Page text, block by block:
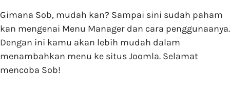
Gimana Sob, mudah kan? Sampai sini sudah paham
kan mengenai Menu Manager dan cara penggunaanya.
Dengan ini kamu akan lebih mudah dalam
menambahkan menu ke situs Joomla. Selamat
mencoba Sob!